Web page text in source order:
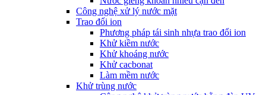
Công nghệ xử lý nước mặt
Trao đổi ion
Phương pháp tái sinh nhựa trao đổi ion
Khử kiềm nước
Khử khoáng nước
Khử cacbonat
Làm mềm nước
Khử trùng nước